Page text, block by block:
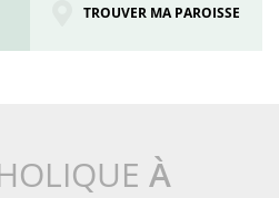
TROUVER MA PAROISSE
À